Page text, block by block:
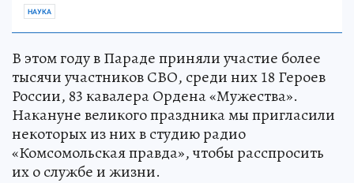
НАУКА
В этом году в Параде приняли участие более
тысячи участников СВО, среди них 18 Героев
России, 83 кавалера Ордена «Мужества».
Накануне великого праздника мы пригласили
некоторых из них в студию радио
«Комсомольская правда», чтобы расспросить
их о службе и жизни.